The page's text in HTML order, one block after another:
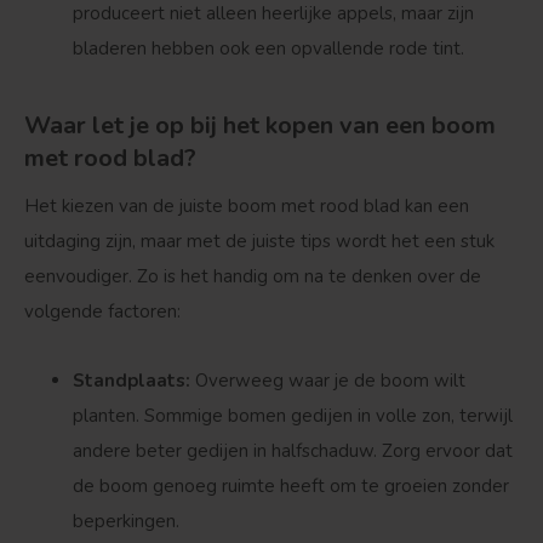
produceert niet alleen heerlijke appels, maar zijn
bladeren hebben ook een opvallende rode tint.
Waar let je op bij het kopen van een boom
met rood blad?
Het kiezen van de juiste boom met rood blad kan een
uitdaging zijn, maar met de juiste tips wordt het een stuk
eenvoudiger. Zo is het handig om na te denken over de
volgende factoren:
Standplaats: Overweeg waar je de boom wilt
planten. Sommige bomen gedijen in volle zon, terwijl
andere beter gedijen in halfschaduw. Zorg ervoor dat
de boom genoeg ruimte heeft om te groeien zonder
beperkingen.